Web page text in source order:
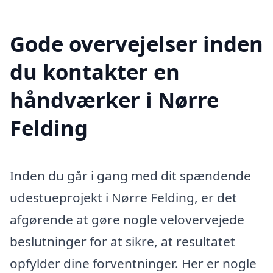
Gode overvejelser inden
du kontakter en
håndværker i Nørre
Felding
Inden du går i gang med dit spændende
udestueprojekt i Nørre Felding, er det
afgørende at gøre nogle velovervejede
beslutninger for at sikre, at resultatet
opfylder dine forventninger. Her er nogle